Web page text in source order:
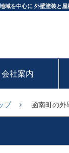
域を中心に 外壁塗装と
会社案内
プ 函南町の外